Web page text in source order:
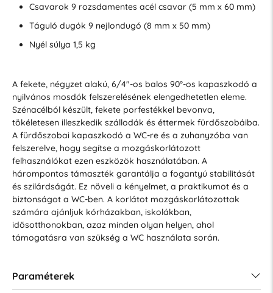
Csavarok 9 rozsdamentes acél csavar (5 mm x 60 mm)
Táguló dugók 9 nejlondugó (8 mm x 50 mm)
Nyél súlya 1,5 kg
A fekete, négyzet alakú, 6/4"-os balos 90°-os kapaszkodó a
nyilvános mosdók felszerelésének elengedhetetlen eleme.
Szénacélból készült, fekete porfestékkel bevonva,
tökéletesen illeszkedik szállodák és éttermek fürdőszobáiba.
A fürdőszobai kapaszkodó a WC-re és a zuhanyzóba van
felszerelve, hogy segítse a mozgáskorlátozott
felhasználókat ezen eszközök használatában. A
hárompontos támaszték garantálja a fogantyú stabilitását
és szilárdságát. Ez növeli a kényelmet, a praktikumot és a
biztonságot a WC-ben. A korlátot mozgáskorlátozottak
számára ajánljuk kórházakban, iskolákban,
idősotthonokban, azaz minden olyan helyen, ahol
támogatásra van szükség a WC használata során.
Paraméterek